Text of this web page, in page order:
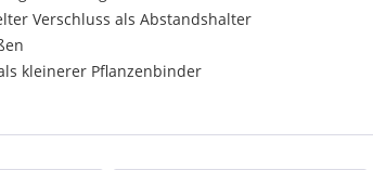
Verschluss als Abstandshalter
kleinerer Pflanzenbinder